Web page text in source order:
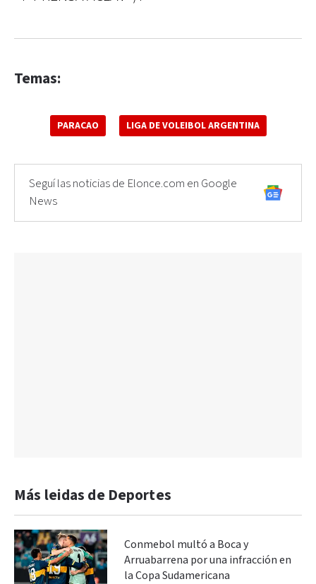
Temas:
PARACAO LIGA DE VOLEIBOL ARGENTINA
Seguí las noticias de Elonce.com en Google
News
Más leidas de Deportes
Conmebol multó a Boca y
Arruabarrena por una infracción en
la Copa Sudamericana